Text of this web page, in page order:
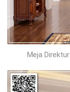
Meja